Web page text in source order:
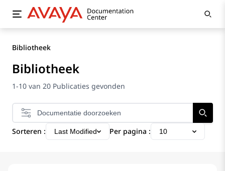
Bibliotheek
Bibliotheek
1-10 van 20 Publicaties gevonden
Sorteren : Last Modified Per pagina : 10